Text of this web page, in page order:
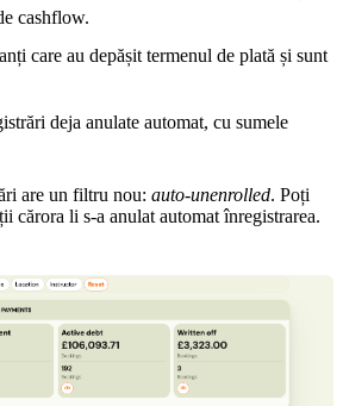
cashflow.
care au depășit termenul de plată și sunt
deja anulate automat, cu sumele
are un filtru nou: auto-unenrolled. Poți
cărora li s-a anulat automat înregistrarea.